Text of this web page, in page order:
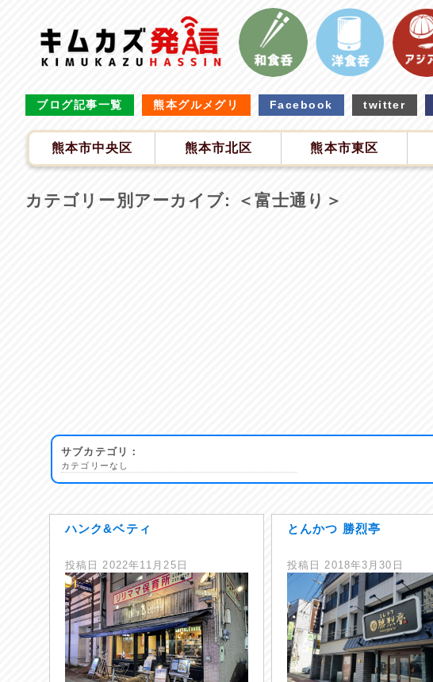
ブログ記事一覧 熊本グルメグリ Facebook twitter
熊本市中央区 熊本市北区 熊本市東区
カテゴリー別アーカイブ: ＜富士通り＞
サブカテゴリ：
カテゴリーなし
ハンク&ベティ
投稿日2022年11月25日
とんかつ 勝烈亭
投稿日2018年3月30日